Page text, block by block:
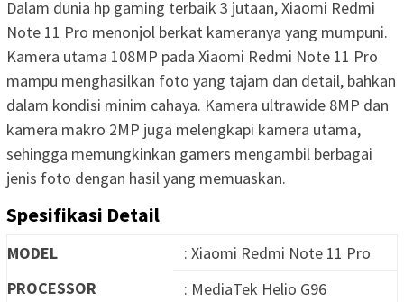
Dalam dunia hp gaming terbaik 3 jutaan, Xiaomi Redmi
Note 11 Pro menonjol berkat kameranya yang mumpuni.
Kamera utama 108MP pada Xiaomi Redmi Note 11 Pro
mampu menghasilkan foto yang tajam dan detail, bahkan
dalam kondisi minim cahaya. Kamera ultrawide 8MP dan
kamera makro 2MP juga melengkapi kamera utama,
sehingga memungkinkan gamers mengambil berbagai
jenis foto dengan hasil yang memuaskan.
Spesifikasi Detail
MODEL
: Xiaomi Redmi Note 11 Pro
PROCESSOR
: MediaTek Helio G96